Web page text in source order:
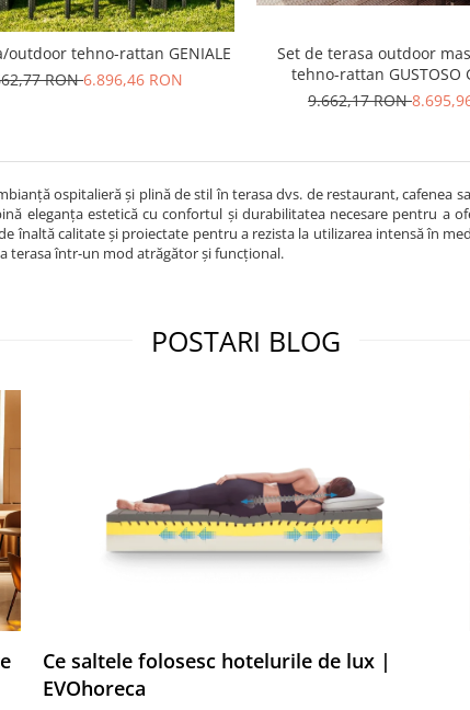
outdoor tehno-rattan GENIALE
RON6.896,46 RON
Set de terasa outdoor
tehno-rattan GUSTOSO
9.662,17 RON
ospitalieră și plină de stil în terasa dvs. de restaurant, cafenea
eleganța estetică cu confortul și durabilitatea necesare pentru a
înaltă calitate și proiectate pentru a rezista la utilizarea intensă în
terasa într-un mod atrăgător și funcțional.
POSTARI BLOG
Ce saltele folosesc hotelurile de lux |
EVOhoreca